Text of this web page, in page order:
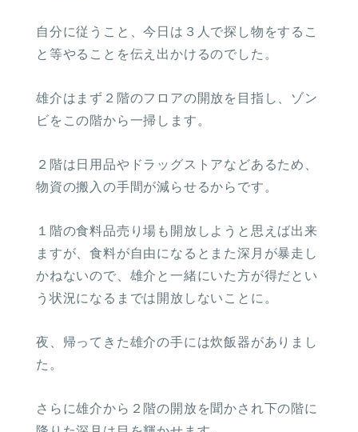
自分に従うこと、今日は３人で探し物をするこ
と等やることを伝え出かけるのでした。
雄介はまず２階のフロアの開放を目指し、ゾン
ビをこの階から一掃します。
２階は日用品やドラッグストアなどあるため、
物資の搬入の手間が減らせるからです。
１階の食料品売り場も開放しようと思えば出来
ますが、食料が自由になるとまた深月が暴走し
かねないので、雄介と一緒にいた方が得だとい
う状況になるまでは開放しないことに。
夜、帰ってきた雄介の手には炊飯器がありまし
た。
さらに雄介から２階の開放を聞かされ下の階に